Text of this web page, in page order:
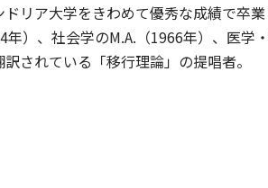
ドリア大学をきわめて優秀な成績で卒
年）、社会学のM.A.（1966年）、医学
されている「移行理論」の提唱者。